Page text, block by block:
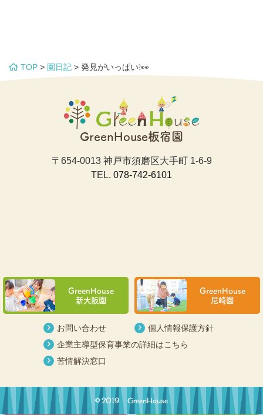
TOP > 園日記 > 発見がいっぱい❕👀
GreenHouse板宿園
〒654-0013 神戸市須磨区大手町 1-6-9
TEL. 078-742-6101
GreenHouse
新大阪園
GreenHouse
尼崎園
お問い合わせ
個人情報保護方針
企業主導型保育事業の詳細はこちら
苦情解決窓口
© 2019 GreenHouse